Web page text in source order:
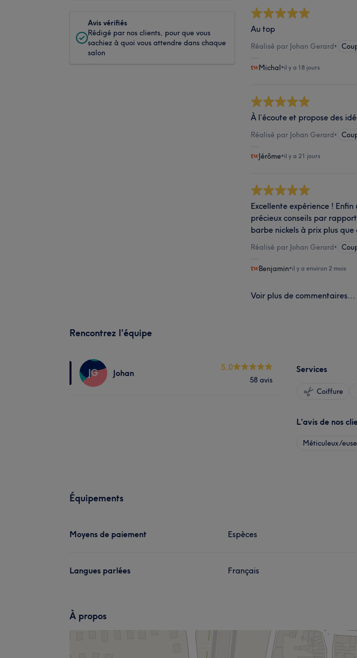
Avis vérifiés
Rédigé par nos clients, pour que vous
sachiez à quoi vous attendre dans chaque
salon
Au top
Réalisé par Johan Gerard•
Michal•il y a 18 jours
À l’écoute et propose des
Réalisé par Johan Gerard•
Jérôme•il y a 21 jours
Excellente expérience !
précieux conseils par
barbe nickels à prix plus
Réalisé par Johan Gerard•
Benjamin•il y a environ 2 mois
Voir plus de commentaires...
Rencontrez l'équipe
JG Johan
5.0
58 avis
Services
Coiffure
L'avis de nos
Méticuleux/euse
Équipements
Moyens de paiement Espèces
Langues parlées Français
À propos